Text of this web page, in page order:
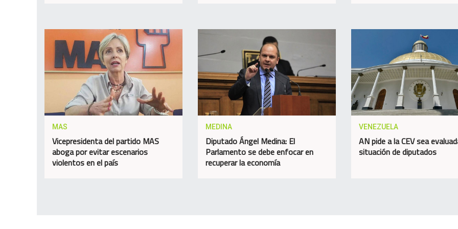
MAS
Vicepresidenta del partido MAS
aboga por evitar escenarios
violentos en el país
MEDINA
Diputado Ángel Medina: El
Parlamento se debe enfocar en
recuperar la economía
VENEZUELA
AN pide a la CEV sea
situación de diputados